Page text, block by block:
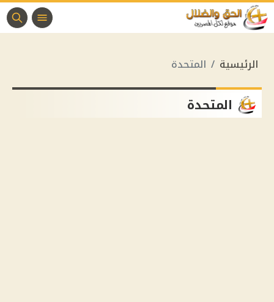
الرئيسية المتحدة
المتحدة